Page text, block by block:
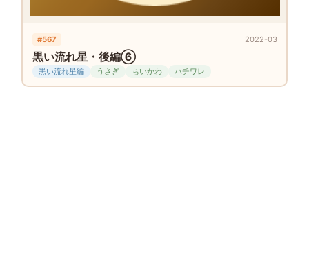
#567 2022-03
黒い流れ星・後編⑥
黒い流れ星編 うさぎ ちいかわ ハチワレ